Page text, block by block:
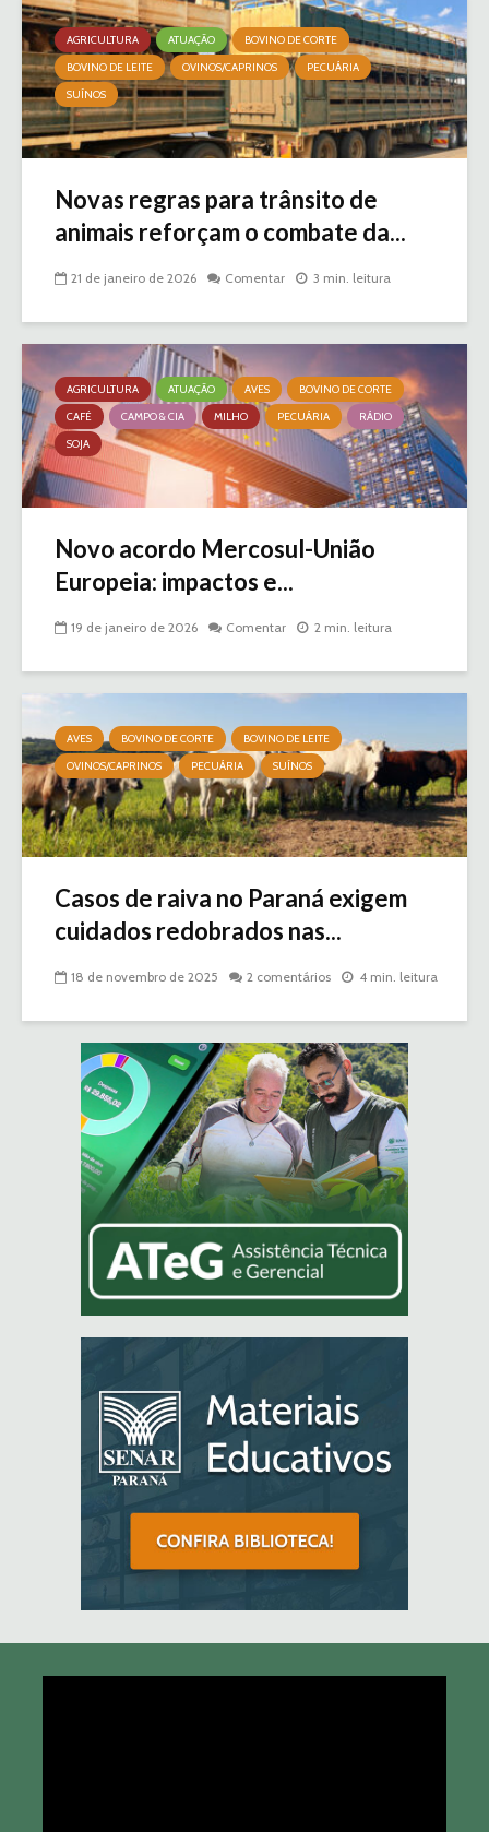
AGRICULTURA ATUAÇÃO
BOVINO DE CORTE
BOVINO DE LEITE
OVINOS/CAPRINOS
PECUÁRIA
SUÍNOS
Novas regras para trânsito de
animais reforçam o combate da...
21 de janeiro de 2026 Comentar 3 min. leitura
AGRICULTURA ATUAÇÃO AVES
BOVINO DE CORTE
CAFÉ
CAMPO & CIA MILHO PECUÁRIA
RÁDIO
SOJA
Novo acordo Mercosul-União
Europeia: impactos e...
19 de janeiro de 2026 Comentar 2 min. leitura
AVES BOVINO DE CORTE
BOVINO DE LEITE
OVINOS/CAPRINOS
PECUÁRIA SUÍNOS
Casos de raiva no Paraná exigem
cuidados redobrados nas...
18 de novembro de 2025 2 comentários 4 min. leitura